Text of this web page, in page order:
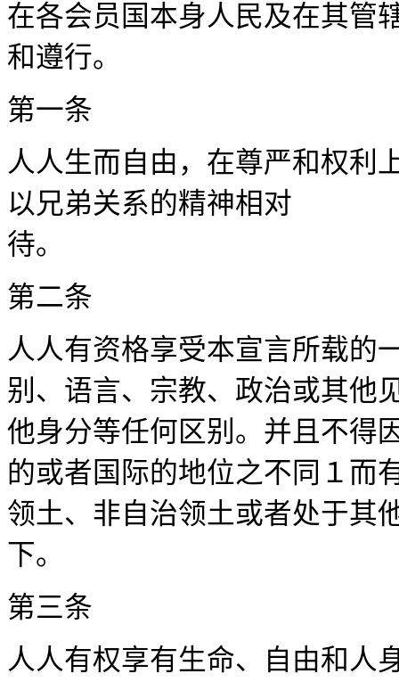
在各会员国本身人民及在其管
和
第一
人人生而自由，在尊严和权利
以兄弟关系的精神相对
待
第二
人人有资格享受本宣言所载的
别、语言、宗教、政治或其他
他身分等任何区别。并且不得
的或者国际的地位之不同１而
领土、非自治领土或者处于其
第三
人人有权享有生命、自由和人